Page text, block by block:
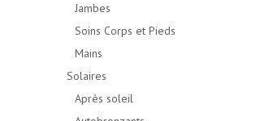
Jambes
Soins Corps et Pieds
Mains
Solaires
Après soleil